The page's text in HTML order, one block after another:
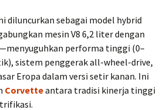
diluncurkan sebagai model hybrid
mesin V8 6,2 liter dengan
performa tinggi (0–
sistem penggerak all-wheel-drive,
Eropa dalam versi setir kanan. Ini
Corvetteantara tradisi kinerja tinggi